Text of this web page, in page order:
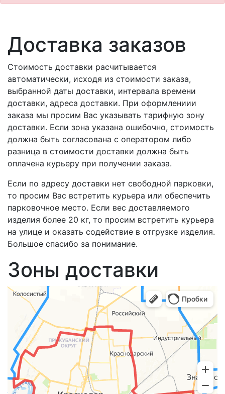
Доставка заказов
Стоимость доставки расчитывается
автоматически, исходя из стоимости заказа,
выбранной даты доставки, интервала времени
доставки, адреса доставки. При оформлениии
заказа мы просим Вас указывать тарифную зону
доставки. Если зона указана ошибочно, стоимость
должна быть согласована с оператором либо
разница в стоимости доставки должна быть
оплачена курьеру при получении заказа.
Если по адресу доставки нет свободной парковки,
то просим Вас встретить курьера или обеспечить
парковочное место. Если вес доставляемого
изделия более 20 кг, то просим встретить курьера
на улице и оказать содействие в отгрузке изделия.
Большое спасибо за понимание.
Зоны доставки